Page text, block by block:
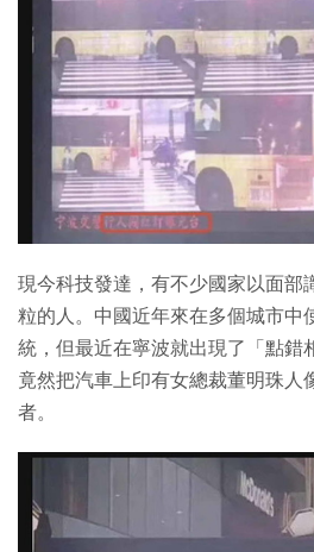
生成式AI與雲端應用
Enterprise Digital Transformation
現今科技發達，有不少國家以面部
粒的人。中國近年來在多個城市中
統，但最近在寧波就出現了「點錯
竟然把汽車上印有女總裁董明珠人
者。